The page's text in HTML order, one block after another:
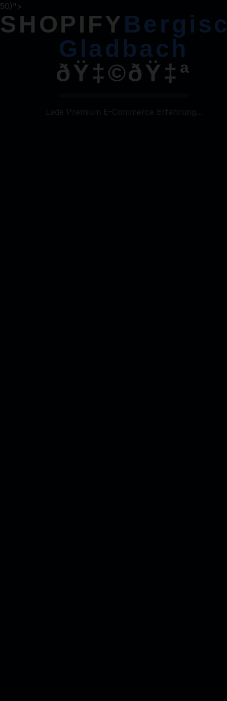
50)">
SHOPIFY
Gladbach
ðŸ‡©ðŸ‡ª
Lade Premium E-Commerce Erfahrung...
ShopifyAgentur Bergisch Gladbach